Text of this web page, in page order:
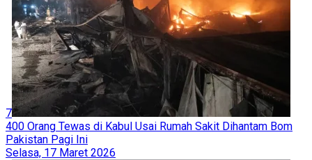
7
400 Orang Tewas di Kabul Usai Rumah Sakit Dihantam Bom
Pakistan Pagi Ini
Selasa, 17 Maret 2026